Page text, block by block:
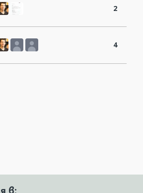
2
4
в: